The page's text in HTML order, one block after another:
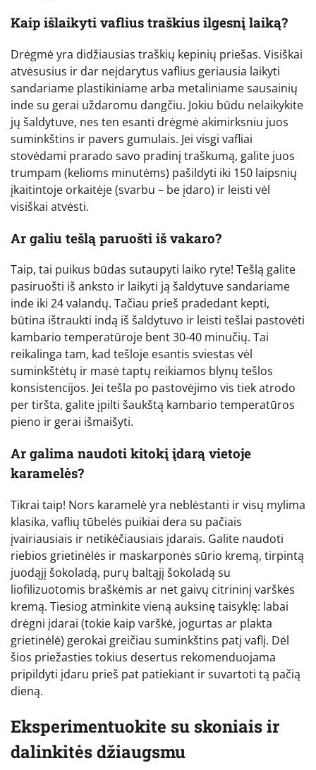
Kaip išlaikyti vaflius traškius ilgesnį laiką?
Drėgmė yra didžiausias traškių kepinių priešas. Visiškai
atvėsusius ir dar neįdarytus vaflius geriausia laikyti
sandariame plastikiniame arba metaliniame sausainių
inde su gerai uždaromu dangčiu. Jokiu būdu nelaikykite
jų šaldytuve, nes ten esanti drėgmė akimirksniu juos
suminkštins ir pavers gumulais. Jei visgi vafliai
stovėdami prarado savo pradinį traškumą, galite juos
trumpam (kelioms minutėms) pašildyti iki 150 laipsnių
įkaitintoje orkaitėje (svarbu – be įdaro) ir leisti vėl
visiškai atvėsti.
Ar galiu tešlą paruošti iš vakaro?
Taip, tai puikus būdas sutaupyti laiko ryte! Tešlą galite
pasiruošti iš anksto ir laikyti ją šaldytuve sandariame
inde iki 24 valandų. Tačiau prieš pradedant kepti,
būtina ištraukti indą iš šaldytuvo ir leisti tešlai pastovėti
kambario temperatūroje bent 30-40 minučių. Tai
reikalinga tam, kad tešloje esantis sviestas vėl
suminkštėtų ir masė taptų reikiamos blynų tešlos
konsistencijos. Jei tešla po pastovėjimo vis tiek atrodo
per tiršta, galite įpilti šaukštą kambario temperatūros
pieno ir gerai išmaišyti.
Ar galima naudoti kitokį įdarą vietoje
karamelės?
Tikrai taip! Nors karamelė yra neblėstanti ir visų mylima
klasika, vaflių tūbelės puikiai dera su pačiais
įvairiausiais ir netikėčiausiais įdarais. Galite naudoti
riebios grietinėlės ir maskarponės sūrio kremą, tirpintą
juodąjį šokoladą, purų baltąjį šokoladą su
liofilizuotomis braškėmis ar net gaivų citrininį varškės
kremą. Tiesiog atminkite vieną auksinę taisyklę: labai
drėgni įdarai (tokie kaip varškė, jogurtas ar plakta
grietinėlė) gerokai greičiau suminkštins patį vaflį. Dėl
šios priežasties tokius desertus rekomenduojama
pripildyti įdaru prieš pat patiekiant ir suvartoti tą pačią
dieną.
Eksperimentuokite su skoniais ir
dalinkitės džiaugsmu